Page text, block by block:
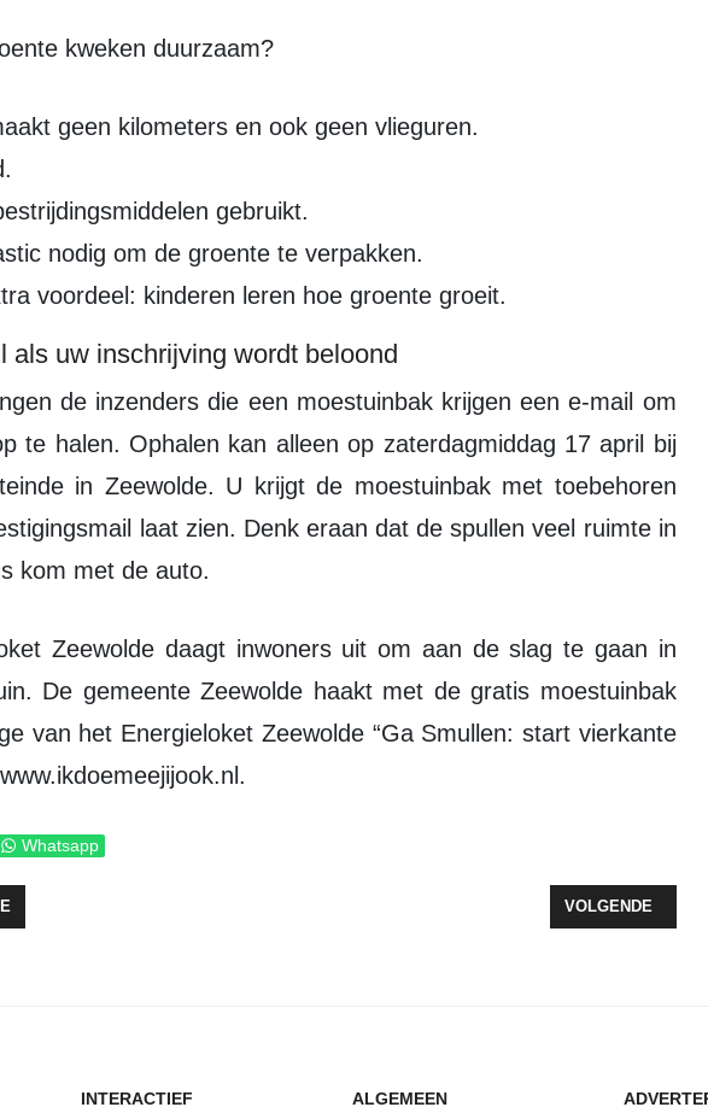
kweken duurzaam?
geen kilometers en ook geen vlieguren.
gebruikt.
nodig om de groente te verpakken.
voordeel: kinderen leren hoe groente groeit.
als uw inschrijving wordt beloond
te halen. Ophalen kan alleen op zaterdagmiddag 17 april bij
in Zeewolde. U krijgt de moestuinbak met toebehoren
laat zien. Denk eraan dat de spullen veel ruimte in
kom met de auto.
De gemeente Zeewolde haakt met de gratis moestuinbak
van het Energieloket Zeewolde “Ga Smullen: start vierkante
Whatsapp
SCHUTSLUIS DE SPIEGHEL WEER OPEN VOLGENDE
VOLGENDE
INTERACTIEF ALGEMEEN